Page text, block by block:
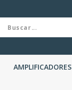
AMPLIFICADORES